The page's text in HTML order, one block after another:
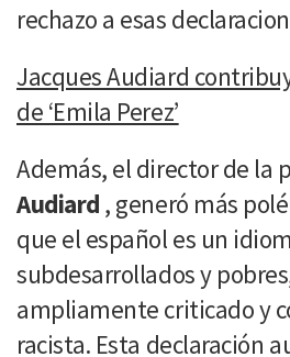
rechazo a esas
Jacques Audiard
de ‘Emila Perez’
Además, el director de la
Audiard , generó más
que el español es un
subdesarrollados y
ampliamente criticado y
racista. Esta declaración